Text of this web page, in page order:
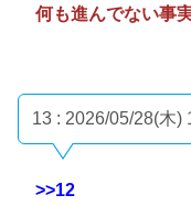
何も進んでない事
13 : 2026/05/28(木)
>>12